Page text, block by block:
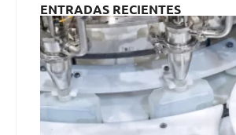
ENTRADAS RECIENTES